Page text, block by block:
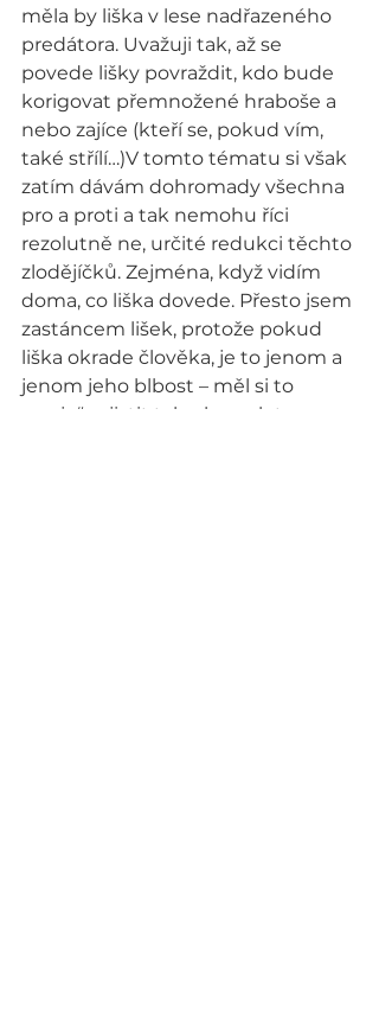
měla by liška v lese nadřazeného
predátora. Uvažuji tak, až se
povede lišky povraždit, kdo bude
korigovat přemnožené hraboše a
nebo zajíce (kteří se, pokud vím,
také střílí…)V tomto tématu si však
zatím dávám dohromady všechna
pro a proti a tak nemohu říci
rezolutně ne, určité redukci těchto
zlodějíčků. Zejména, když vidím
doma, co liška dovede. Přesto jsem
zastáncem lišek, protože pokud
liška okrade člověka, je to jenom a
jenom jeho blbost – měl si to
„svoje“ zajistit tak, aby se k tomu